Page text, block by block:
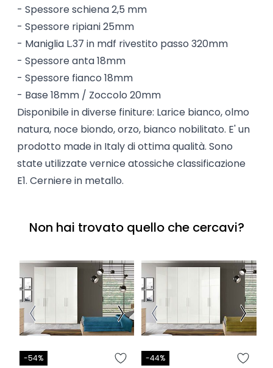
- Spessore schiena 2,5 mm
- Spessore ripiani 25mm
- Maniglia L.37 in mdf rivestito passo 320mm
- Spessore anta 18mm
- Spessore fianco 18mm
- Base 18mm / Zoccolo 20mm
Disponibile in diverse finiture: Larice bianco, olmo
natura, noce biondo, orzo, bianco nobilitato. E' un
prodotto made in Italy di ottima qualità. Sono
state utilizzate vernice atossiche classificazione
E1. Cerniere in metallo.
Non hai trovato quello che cercavi?
-54% -44%